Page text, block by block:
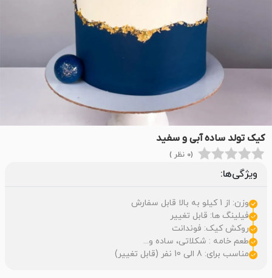
کیک تولد ساده آبی و سفید
(0 نظر )
ویژگی‌ها:
وزن: از 1 کیلو به بالا قابل سفارش
فیلینگ ها: قابل تغییر
روکش کیک: فوندانت
طعم خامه : شکلاتی، ساده و...
مناسب برای: 8 الی 10 نفر (قابل تغییر)